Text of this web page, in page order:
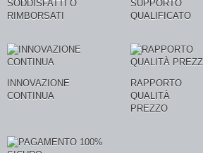
SODDISFATTI O
RIMBORSATI
SUPPORTO
QUALIFICATO
INNOVAZIONE
CONTINUA
RAPPORTO
QUALITÀ
PREZZO